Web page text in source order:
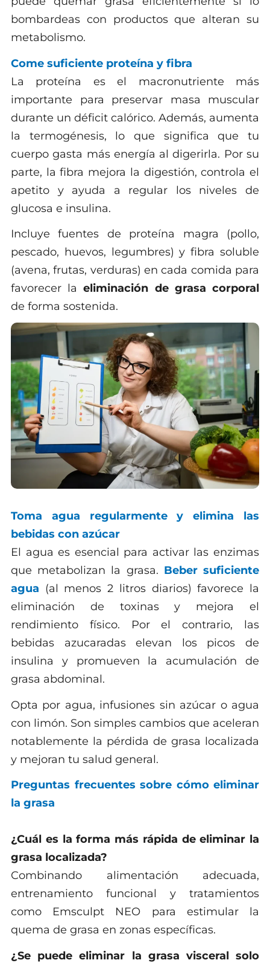
bombardeas con productos que alteran su
metabolismo.
Come suficiente proteína y fibra
La proteína es el macronutriente más
importante para preservar masa muscular
durante un déficit calórico. Además, aumenta
la termogénesis, lo que significa que tu
cuerpo gasta más energía al digerirla. Por su
parte, la fibra mejora la digestión, controla el
apetito y ayuda a regular los niveles de
glucosa e insulina.
Incluye fuentes de proteína magra (pollo,
pescado, huevos, legumbres) y fibra soluble
(avena, frutas, verduras) en cada comida para
favorecer laeliminación de grasa corporal
de forma sostenida.
Toma agua regularmente y elimina las
bebidas con azúcar
El agua es esencial para activar las enzimas
que metabolizan la grasa. Beber suficiente
agua (al menos 2 litros diarios) favorece la
eliminación de toxinas y mejora el
rendimiento físico. Por el contrario, las
bebidas azucaradas elevan los picos de
insulina y promueven la acumulación de
grasa abdominal.
Opta por agua, infusiones sin azúcar o agua
con limón. Son simples cambios que aceleran
notablemente la pérdida de grasa localizada
y mejoran tu salud general.
Preguntas frecuentes sobre cómo eliminar
la grasa
¿Cuál es la forma más rápida de eliminar la
grasa localizada?
Combinando alimentación adecuada,
entrenamiento funcional y tratamientos
como Emsculpt NEO para estimular la
quema de grasa en zonas específicas.
¿Se puede eliminar la grasa visceral solo